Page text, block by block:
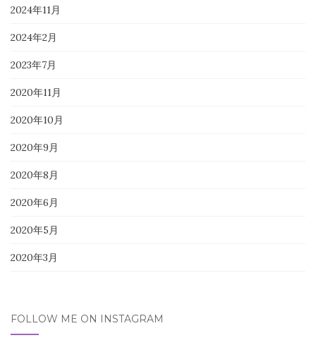
2024年11月
2024年2月
2023年7月
2020年11月
2020年10月
2020年9月
2020年8月
2020年6月
2020年5月
2020年3月
FOLLOW ME ON INSTAGRAM